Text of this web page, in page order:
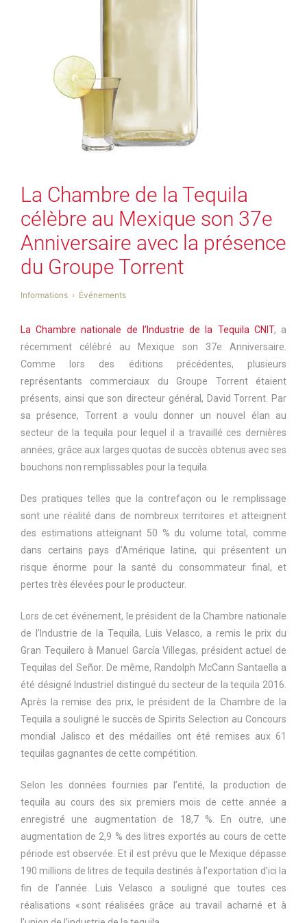
La Chambre de la Tequila
célèbre au Mexique son 37e
Anniversaire avec la présence
du Groupe Torrent
Informations Événements
La Chambre nationale de l’Industrie de la Tequila CNIT, a
récemment célébré au Mexique son 37e Anniversaire.
Comme lors des éditions précédentes, plusieurs
représentants commerciaux du Groupe Torrent étaient
présents, ainsi que son directeur général, David Torrent. Par
sa présence, Torrent a voulu donner un nouvel élan au
secteur de la tequila pour lequel il a travaillé ces dernières
années, grâce aux larges quotas de succès obtenus avec ses
bouchons non remplissables pour la tequila.
Des pratiques telles que la contrefaçon ou le remplissage
sont une réalité dans de nombreux territoires et atteignent
des estimations atteignant 50 % du volume total, comme
dans certains pays d’Amérique latine, qui présentent un
risque énorme pour la santé du consommateur final, et
pertes très élevées pour le producteur.
Lors de cet événement, le président de la Chambre nationale
de l’Industrie de la Tequila, Luis Velasco, a remis le prix du
Gran Tequilero à Manuel García Villegas, président actuel de
Tequilas del Señor. De même, Randolph McCann Santaella a
été désigné Industriel distingué du secteur de la tequila 2016.
Après la remise des prix, le président de la Chambre de la
Tequila a souligné le succès de Spirits Selection au Concours
mondial Jalisco et des médailles ont été remises aux 61
tequilas gagnantes de cette compétition.
Selon les données fournies par l’entité, la production de
tequila au cours des six premiers mois de cette année a
enregistré une augmentation de 18,7 %. En outre, une
augmentation de 2,9 % des litres exportés au cours de cette
période est observée. Et il est prévu que le Mexique dépasse
190 millions de litres de tequila destinés à l’exportation d’ici la
fin de l’année. Luis Velasco a souligné que toutes ces
réalisations « sont réalisées grâce au travail acharné et à